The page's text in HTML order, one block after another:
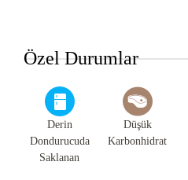
Özel Durumlar
Derin
Dondurucuda
Saklanan
Düşük
Karbonhidrat